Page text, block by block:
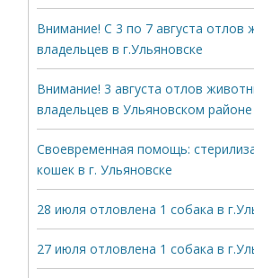
Внимание! С 3 по 7 августа отлов
владельцев в г.Ульяновске
Внимание! 3 августа отлов
владельцев в Ульяновском районе
Своевременная помощь:
кошек в г. Ульяновске
28 июля отловлена 1 собака в
27 июля отловлена 1 собака в